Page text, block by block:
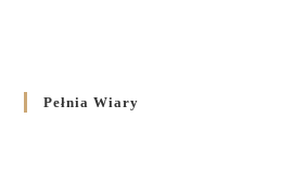
Pełnia Wiary